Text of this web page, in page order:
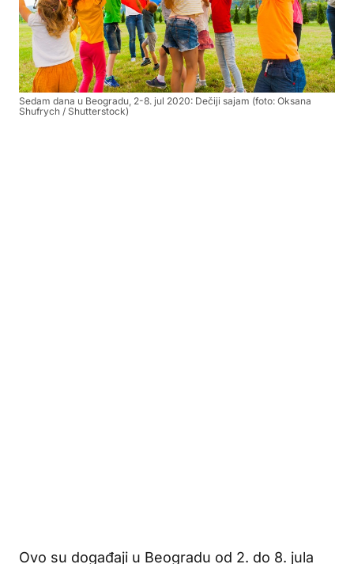
Sedam dana u Beogradu, 2-8. jul 2020: Dečiji sajam (foto: Oksana
Shufrych / Shutterstock)
Ovo su događaji u Beogradu od 2. do 8. jula